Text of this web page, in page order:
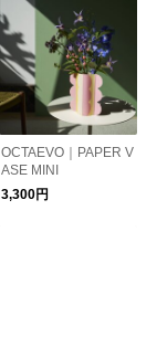
OCTAEVO｜PAPER V
ASE MINI
3,300円